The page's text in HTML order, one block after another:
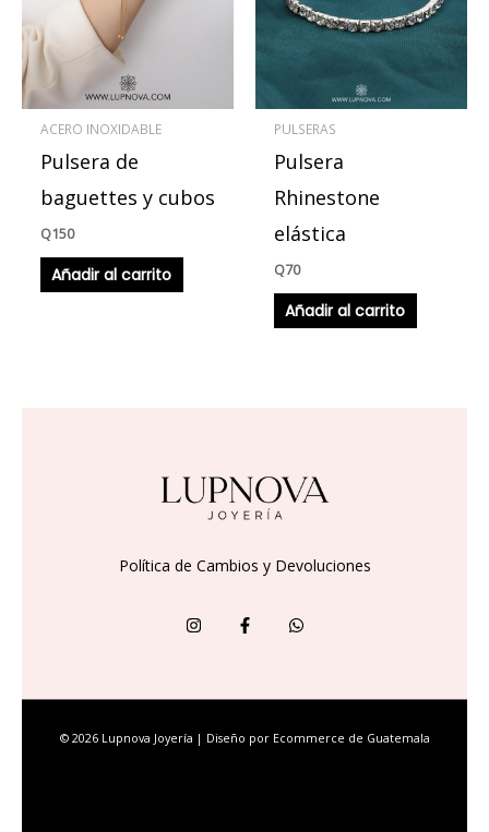
ACERO INOXIDABLE
Pulsera de
baguettes y cubos
Q150
Añadir al carrito
PULSERAS
Pulsera
Rhinestone
elástica
Q70
Añadir al carrito
Política de Cambios y Devoluciones
© 2026 Lupnova Joyería | Diseño por Ecommerce de Guatemala